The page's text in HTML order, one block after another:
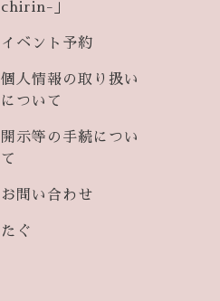
chirin-」
イベント予約
個人情報の取り扱い
について
開示等の手続につい
て
お問い合わせ
たぐ